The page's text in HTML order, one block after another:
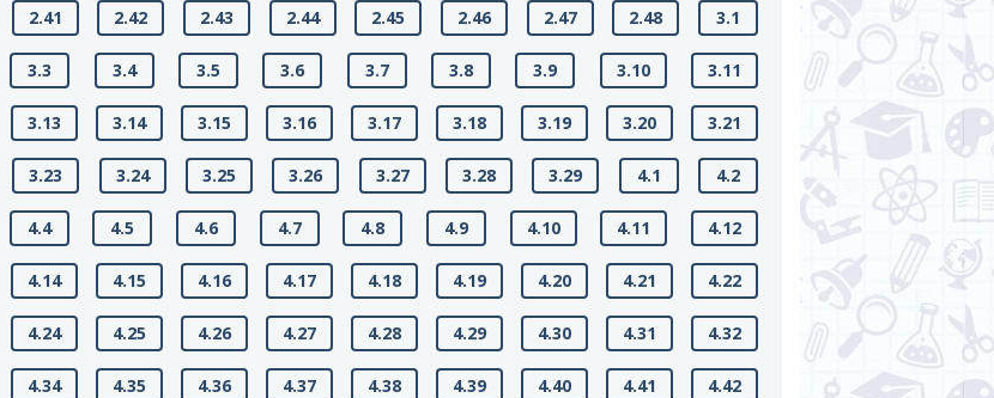
2.41 2.42 2.43 2.44 2.45 2.46 2.47 2.48 3.1
3.3 3.4 3.5 3.6 3.7 3.8 3.9 3.10 3.11
3.13 3.14 3.15 3.16 3.17 3.18 3.19 3.20 3.21
3.23 3.24 3.25 3.26 3.27 3.28 3.29 4.1 4.2
4.4 4.5 4.6 4.7 4.8 4.9 4.10 4.11 4.12
4.14 4.15 4.16 4.17 4.18 4.19 4.20 4.21 4.22
4.24 4.25 4.26 4.27 4.28 4.29 4.30 4.31 4.32
4.34 4.35 4.36 4.37 4.38 4.39 4.40 4.41 4.42